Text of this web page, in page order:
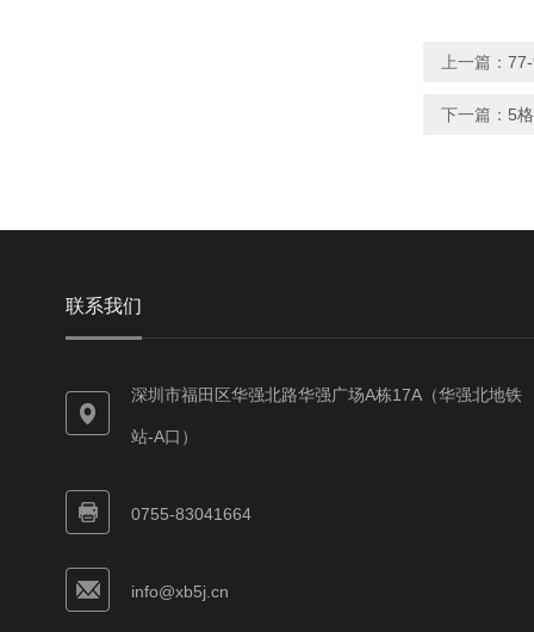
上一篇：
下一篇： 5
联系我们
深圳市福田区华强北路华强广场A栋17A（华强北地铁
站-A口）
0755-83041664
info@xb5j.cn